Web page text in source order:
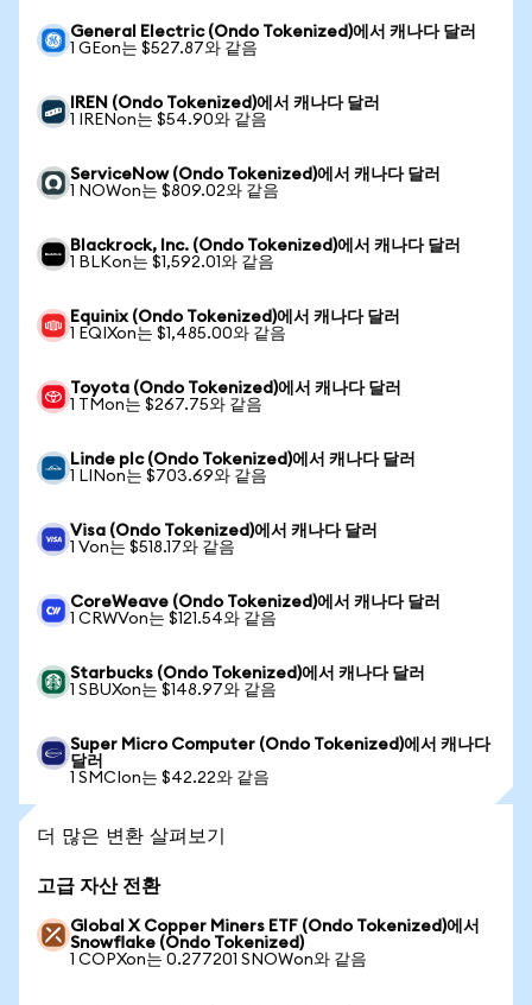
General Electric (Ondo Tokenized)에서 캐나다 달러
1 GEon는 $527.87와 같음
IREN (Ondo Tokenized)에서 캐나다 달러
1 IRENon는 $54.90와 같음
ServiceNow (Ondo Tokenized)에서 캐나다 달러
1 NOWon는 $809.02와 같음
Blackrock, Inc. (Ondo Tokenized)에서 캐나다 달러
1 BLKon는 $1,592.01와 같음
Equinix (Ondo Tokenized)에서 캐나다 달러
1 EQIXon는 $1,485.00와 같음
Toyota (Ondo Tokenized)에서 캐나다 달러
1 TMon는 $267.75와 같음
Linde plc (Ondo Tokenized)에서 캐나다 달러
1 LINon는 $703.69와 같음
Visa (Ondo Tokenized)에서 캐나다 달러
1 Von는 $518.17와 같음
CoreWeave (Ondo Tokenized)에서 캐나다 달러
1 CRWVon는 $121.54와 같음
Starbucks (Ondo Tokenized)에서 캐나다 달러
1 SBUXon는 $148.97와 같음
Super Micro Computer (Ondo Tokenized)에서 캐나다
달러
1 SMCIon는 $42.22와 같음
더 많은 변환 살펴보기
고급 자산 전환
Global X Copper Miners ETF (Ondo Tokenized)에서
Snowflake (Ondo Tokenized)
1 COPXon는 0.277201 SNOWon와 같음